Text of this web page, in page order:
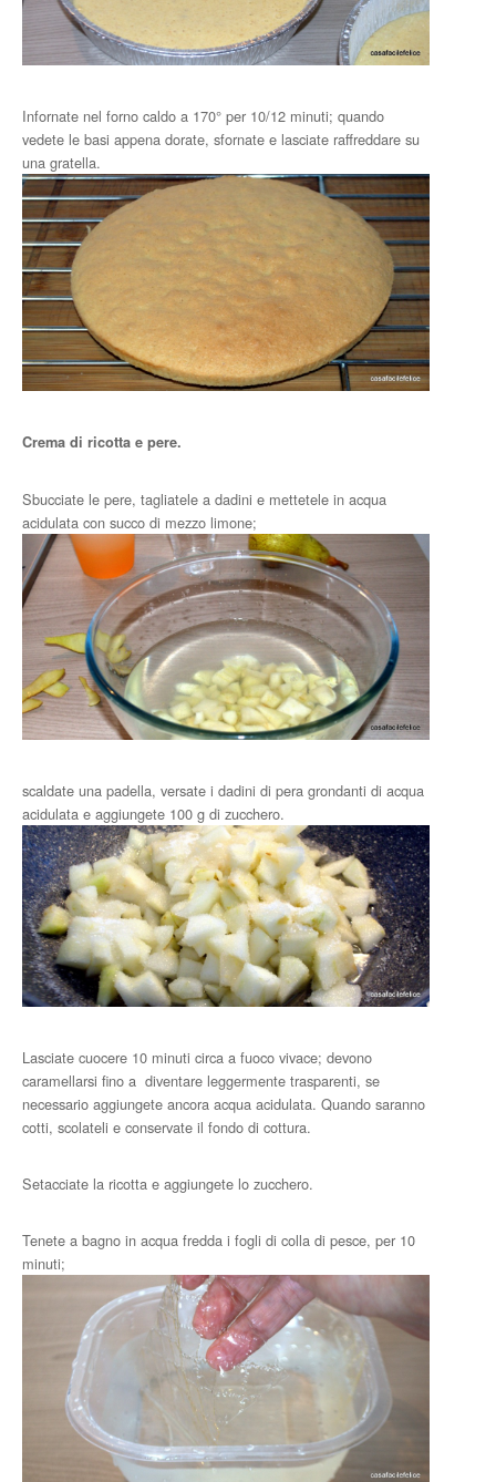
Infornate nel forno caldo a 170° per 10/12 minuti; quando
vedete le basi appena dorate, sfornate e lasciate raffreddare su
una gratella.
Crema di ricotta e pere.
Sbucciate le pere, tagliatele a dadini e mettetele in acqua
acidulata con succo di mezzo limone;
scaldate una padella, versate i dadini di pera grondanti di acqua
acidulata e aggiungete 100 g di zucchero.
Lasciate cuocere 10 minuti circa a fuoco vivace; devono
caramellarsi fino a diventare leggermente trasparenti, se
necessario aggiungete ancora acqua acidulata. Quando saranno
cotti, scolateli e conservate il fondo di cottura.
Setacciate la ricotta e aggiungete lo zucchero.
Tenete a bagno in acqua fredda i fogli di colla di pesce, per 10
minuti;